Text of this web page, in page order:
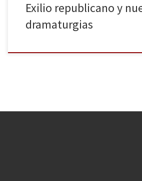
Exilio republicano y
dramaturgias